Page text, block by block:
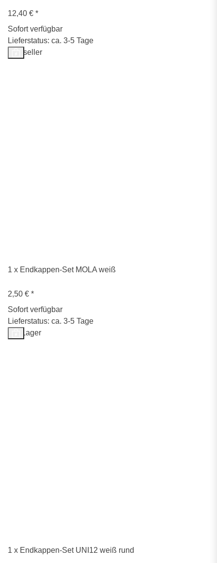
12,40 € *
Sofort verfügbar
Lieferstatus: ca. 3-5 Tage
Bestseller
1 x Endkappen-Set MOLA weiß
2,50 € *
Sofort verfügbar
Lieferstatus: ca. 3-5 Tage
Auf Lager
1 x Endkappen-Set UNI12 weiß rund